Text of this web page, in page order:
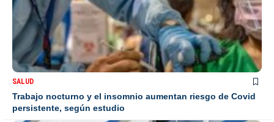
SALUD
Trabajo nocturno y el insomnio aumentan riesgo de Covid
persistente, según estudio